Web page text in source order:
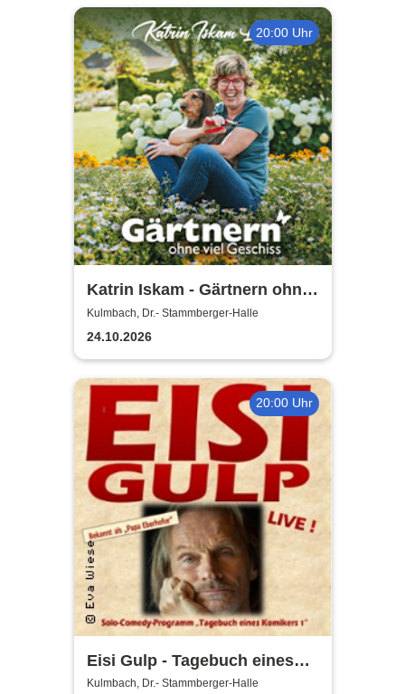
20:00 Uhr
Katrin Iskam - Gärtnern ohne
viel Geschiss
Kulmbach, Dr.- Stammberger-Halle
24.10.2026
20:00 Uhr
Eisi Gulp - Tagebuch eines
Komikers 1
Kulmbach, Dr.- Stammberger-Halle